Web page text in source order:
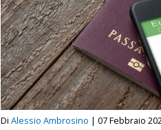
Di Alessio Ambrosino | 07 Febbraio